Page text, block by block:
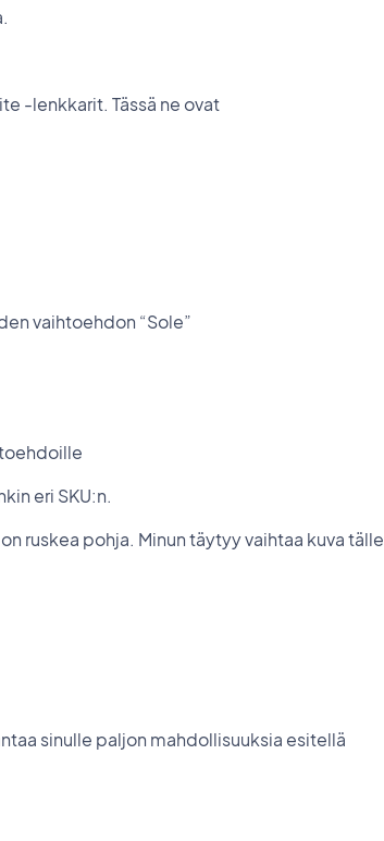
-lenkkarit. Tässä ne ovat
vaihtoehdon “Sole”
eri SKU:n.
ruskea pohja. Minun täytyy vaihtaa kuva tälle
sinulle paljon mahdollisuuksia esitellä